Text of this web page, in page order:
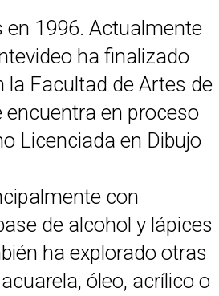
en 1996. Actualmente
ha finalizado
la Facultad de Artes de
encuentra en proceso
Licenciada en Dibujo
con
de alcohol y lápices
ha explorado otras
óleo, acrílico o